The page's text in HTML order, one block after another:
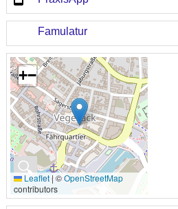
Famulatur
🔍
+−
Leaflet|©OpenStreetMap
contributors